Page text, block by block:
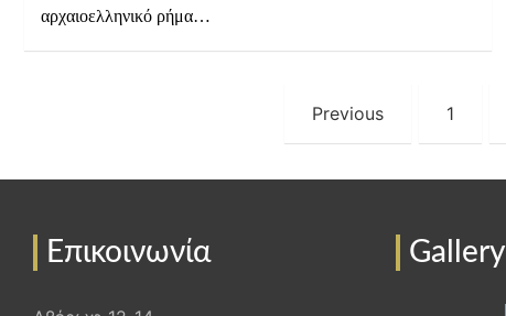
αρχαιοελληνικό ρήμα…
Previous 1
Επικοινωνία Gallery